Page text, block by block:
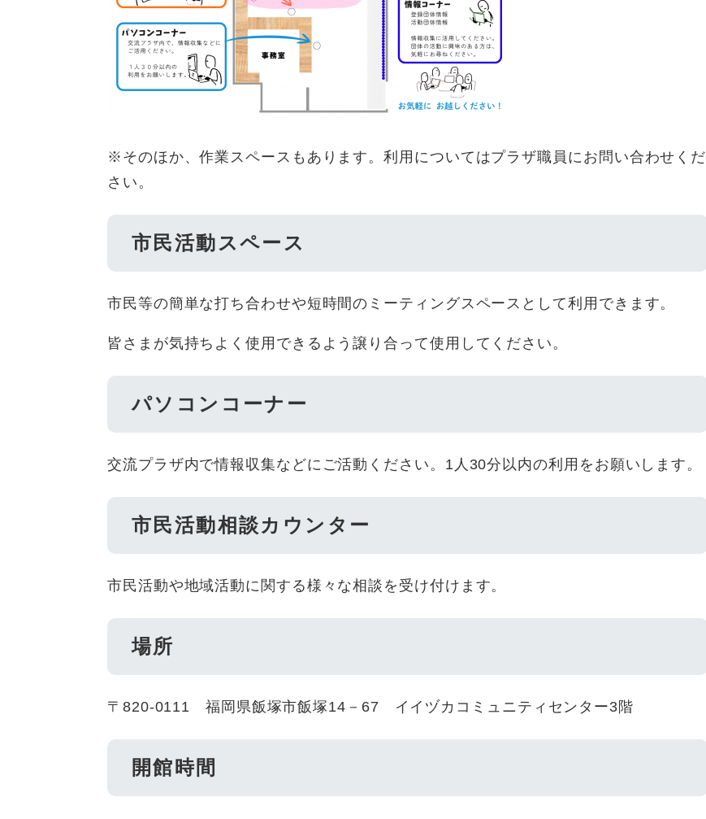
※そのほか、作業スペースもあります。利用についてはプラザ職員にお問い合わせくだ
さい。
市民活動スペース
市民等の簡単な打ち合わせや短時間のミーティングスペースとして利用できます。
皆さまが気持ちよく使用できるよう譲り合って使用してください。
パソコンコーナー
交流プラザ内で情報収集などにご活動ください。1人30分以内の利用をお願いします。
市民活動相談カウンター
市民活動や地域活動に関する様々な相談を受け付けます。
場所
〒820-0111 福岡県飯塚市飯塚14－67 イイヅカコミュニティセンター3階
開館時間